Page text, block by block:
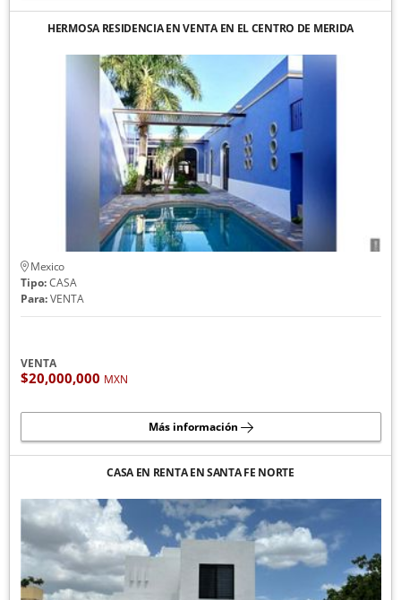
HERMOSA RESIDENCIA EN VENTA EN EL CENTRO DE MERIDA
Mexico
Tipo:CASA
Para:VENTA
VENTA
$20,000,000 MXN
Más información
CASA EN RENTA EN SANTA FE NORTE